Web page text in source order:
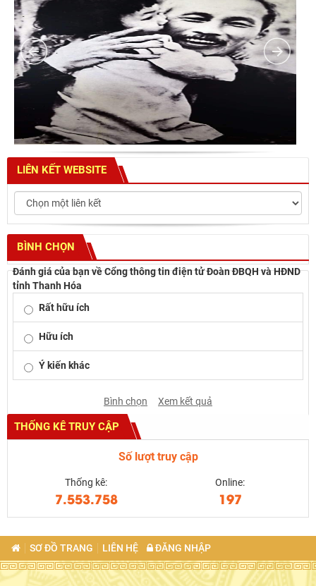
LIÊN KẾT WEBSITE
BÌNH CHỌN
Đánh giá của bạn về Cổng thông tin điện tử Đoàn ĐBQH và HĐND
tỉnh Thanh Hóa
Rất hữu ích
Hữu ích
Ý kiến khác
Bình chọn Xem kết quả
THỐNG KÊ TRUY CẬP
Số lượt truy cập
Thống kê:
7.553.758
Online:
197
SƠ ĐỒ TRANG LIÊN HỆ ĐĂNG NHẬP